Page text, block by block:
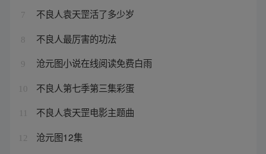
7 不良人袁天罡活了多少岁
8 不良人最厉害的功法
9 沧元图小说在线阅读免费白雨
10 不良人第七季第三集彩蛋
不良人袁天罡电影主题曲
12 沧元图12集